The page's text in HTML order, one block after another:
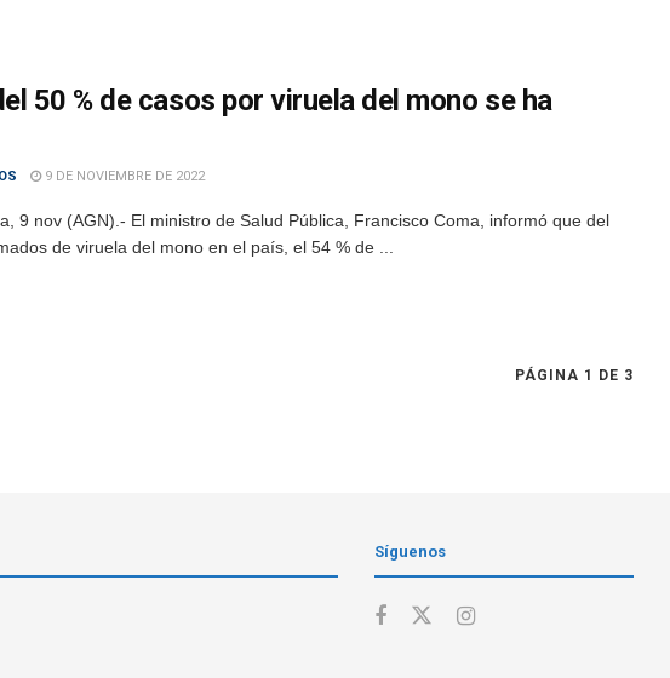
50 % de casos por viruela del mono se ha
9 DE NOVIEMBRE DE 2022
9 nov (AGN).- El ministro de Salud Pública, Francisco Coma, informó que del
de viruela del mono en el país, el 54 % de ...
PÁGINA 1 DE 3
Síguenos